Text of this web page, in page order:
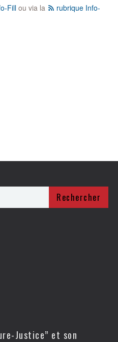
Fill ou via la
rubrique Info-
Rechercher
Justice” et son